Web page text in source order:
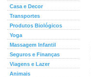
Casa e Decor
Transportes
Produtos Biológicos
Yoga
Massagem Infantil
Seguros e Finanças
Viagens e Lazer
Animais